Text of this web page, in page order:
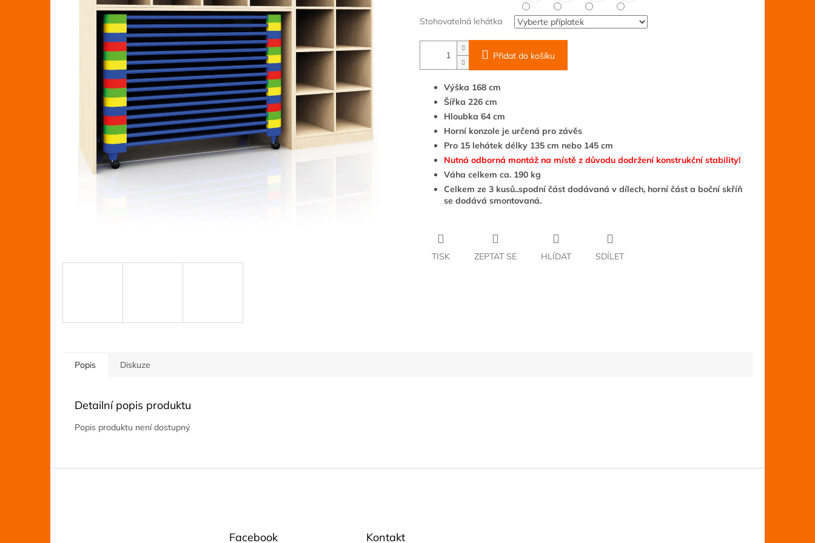
Stohovatelná lehátka
Přidat do košíku
Výška 168 cm
Šířka 226 cm
Hloubka 64 cm
Horní konzole je určená pro závěs
Pro 15 lehátek délky 135 cm nebo 145 cm
Nutná odborná montáž na místě z důvodu dodržení konstrukční stability!
Váha celkem ca. 190 kg
Celkem ze 3 kusů..spodní část dodávaná v dílech, horní část a boční skříň
se dodává smontovaná.
TISK ZEPTAT SE HLÍDAT SDÍLET
Popis Diskuze
Detailní popis produktu
Popis produktu není dostupný
Facebook Kontakt